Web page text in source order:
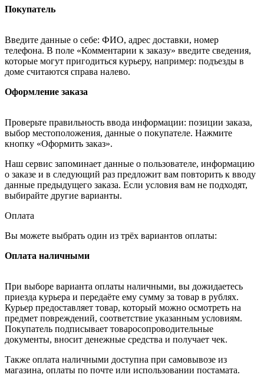
Покупатель
Введите данные о себе: ФИО, адрес доставки, номер
телефона. В поле «Комментарии к заказу» введите сведения,
которые могут пригодиться курьеру, например: подъезды в
доме считаются справа налево.
Оформление заказа
Проверьте правильность ввода информации: позиции заказа,
выбор местоположения, данные о покупателе. Нажмите
кнопку «Оформить заказ».
Наш сервис запоминает данные о пользователе, информацию
о заказе и в следующий раз предложит вам повторить к вводу
данные предыдущего заказа. Если условия вам не подходят,
выбирайте другие варианты.
Оплата
Вы можете выбрать один из трёх вариантов оплаты:
Оплата наличными
При выборе варианта оплаты наличными, вы дожидаетесь
приезда курьера и передаёте ему сумму за товар в рублях.
Курьер предоставляет товар, который можно осмотреть на
предмет повреждений, соответствие указанным условиям.
Покупатель подписывает товаросопроводительные
документы, вносит денежные средства и получает чек.
Также оплата наличными доступна при самовывозе из
магазина, оплаты по почте или использовании постамата.